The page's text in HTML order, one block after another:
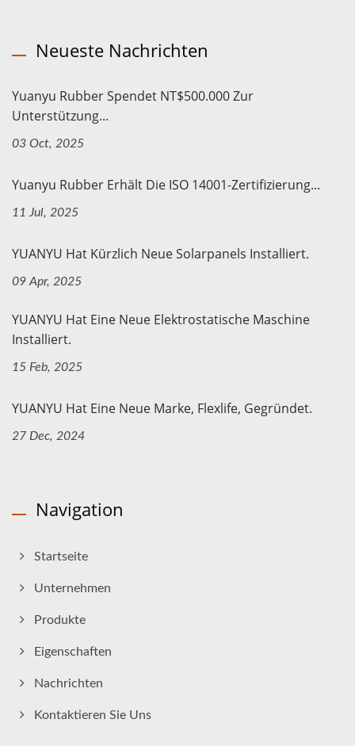
Neueste Nachrichten
Yuanyu Rubber Spendet NT$500.000 Zur
Unterstützung...
03 Oct, 2025
Yuanyu Rubber Erhält Die ISO 14001-Zertifizierung...
11 Jul, 2025
YUANYU Hat Kürzlich Neue Solarpanels Installiert.
09 Apr, 2025
YUANYU Hat Eine Neue Elektrostatische Maschine
Installiert.
15 Feb, 2025
YUANYU Hat Eine Neue Marke, Flexlife, Gegründet.
27 Dec, 2024
Navigation
Startseite
Unternehmen
Produkte
Eigenschaften
Nachrichten
Kontaktieren Sie Uns